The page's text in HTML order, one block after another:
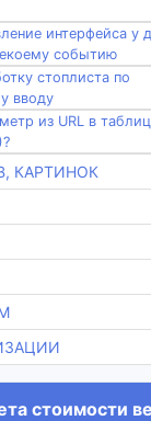
интерфейса у
событию
стоплиста по
вводу
из URL в
КАРТИНОК
стоимости